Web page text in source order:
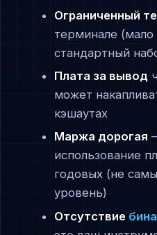
Ограниченный
терминале (мало
стандартный
Плата за вывод
может
кэшаутах
Маржа дорогая
использование
годовых (не
уровень)
Отсутствие